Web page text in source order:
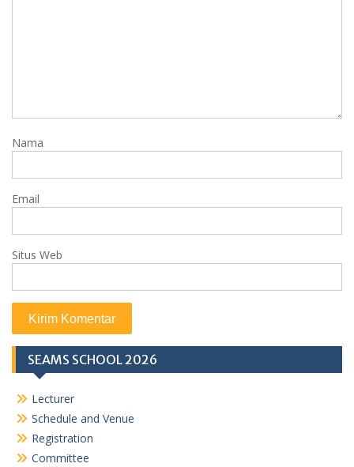
Nama
Email
Situs Web
SEAMS SCHOOL 2026
Lecturer
Schedule and Venue
Registration
Committee